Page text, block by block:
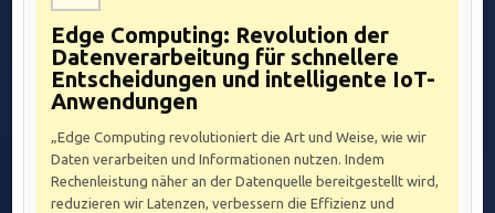
Edge Computing: Revolution der
Datenverarbeitung für schnellere
Entscheidungen und intelligente IoT-
Anwendungen
„Edge Computing revolutioniert die Art und Weise, wie wir
Daten verarbeiten und Informationen nutzen. Indem
Rechenleistung näher an der Datenquelle bereitgestellt wird,
reduzieren wir Latenzen, verbessern die Effizienz und